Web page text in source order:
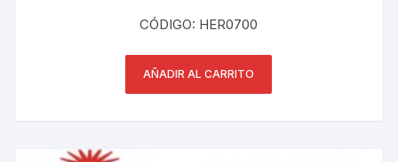
CÓDIGO: HER0700
AÑADIR AL CARRITO